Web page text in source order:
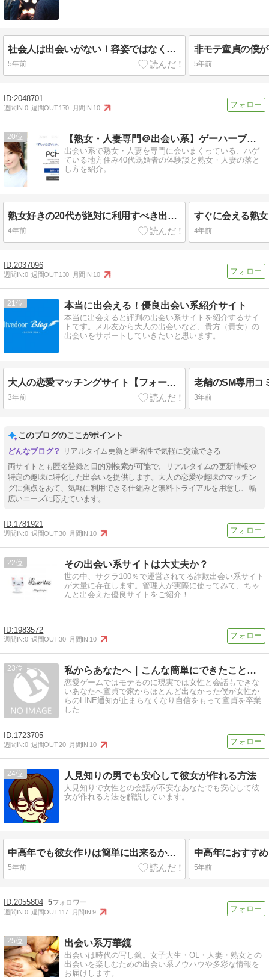
社会人は出会いがない！容姿ではなく出会いの可能性を広げるには？！
5年前 5年前
2048701
週間IN:0 週間OUT:170 月間IN:10
20 【熟女・人妻専門＠出会い系】ゲーハーブログ
出会い系で熟女・人妻を専門に会いまくっている、ハゲ
ている地方住み40代既婚者の体験談と熟女・人妻の落と
し方を紹介。
熟女好きの20代が絶対に利用すべき出会い系サイト5つ【理由も】
4年前 4年前
2037096
週間IN:0 週間OUT:130 月間IN:10
21 本当に出会える！優良出会い系紹介サイト
本当に出会えると評判の出会い系サイトを紹介するサイ
トです。メル友から大人の出会いなど、貴方（貴女）の
出会いをサポートしていきたいと思います。
大人の恋愛マッチングサイト【フォーマッチ】
3年前 3年前
このブログのここがポイント
リアルタイム更新と匿名性で気軽に交流できる
両サイトとも匿名登録と目的別検索が可能で、リアルタイムの更新情報や
特定の趣味に特化した出会いを提供します。大人の恋愛や趣味のマッチン
グに焦点をあて、気軽に利用できる仕組みと無料トライアルを用意し、幅
広いニーズに応えています。
1781921
週間IN:0 週間OUT:30 月間IN:10
22 その出会い系サイトは大丈夫か？
世の中、サクラ100％で運営されてる詐欺出会い系サイト
が大量に存在します。管理人が実際に使ってみて、ちゃ
んと出会えた優良サイトをご紹介！
1983572
週間IN:0 週間OUT:30 月間IN:10
23 私からあなたへ｜こんな簡単にできたことはない、家から１歩も…
恋愛ゲームではモテるのに現実では女性と会話もできな
いあなたへ童貞で家からほとんど出なかった僕が女性か
らのLINE通知が止まらなくなり自信をもって童貞を卒業
した…
1723705
週間IN:0 週間OUT:20 月間IN:10
24 人見知りの男でも安心して彼女が作れる方法
人見知りで女性との会話が不安なあなたでも安心して彼
女が作れる方法を解説しています。
中高年でも彼女作りは簡単に出来るから焦らなくても大丈夫！
5年前 5年前
2055804 5
週間IN:0 週間OUT:117 月間IN:9
25 出会い系万華鏡
出会いは時代の写し鏡。女子大生・OL・人妻・熟女との
出会いを楽しむための出会い系ノウハウや多彩な情報を
お届けします。